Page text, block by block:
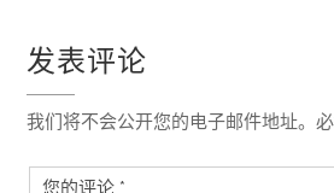
航
发表评论
我们将不会公开您的电子邮件地址。必